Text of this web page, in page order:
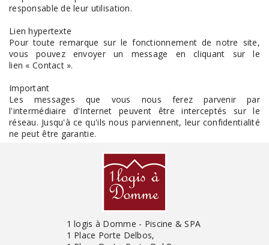
responsable de leur utilisation.
Lien hypertexte
Pour toute remarque sur le fonctionnement de notre site,
vous pouvez envoyer un message en cliquant sur le
lien « Contact ».
Important
Les messages que vous nous ferez parvenir par
l'intermédiaire d'Internet peuvent être interceptés sur le
réseau. Jusqu'à ce qu'ils nous parviennent, leur confidentialité
ne peut être garantie.
1 logis à Domme - Piscine & SPA
1 Place Porte Delbos,